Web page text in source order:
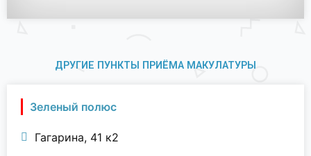
ДРУГИЕ ПУНКТЫ ПРИЁМА МАКУЛАТУРЫ
Зеленый полюс
Гагарина, 41 к2